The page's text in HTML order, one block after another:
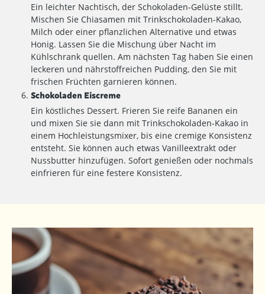
Ein leichter Nachtisch, der Schokoladen-Gelüste stillt.
Mischen Sie Chiasamen mit Trinkschokoladen-Kakao,
Milch oder einer pflanzlichen Alternative und etwas
Honig. Lassen Sie die Mischung über Nacht im
Kühlschrank quellen. Am nächsten Tag haben Sie einen
leckeren und nährstoffreichen Pudding, den Sie mit
frischen Früchten garnieren können.
Schokoladen Eiscreme
Ein köstliches Dessert. Frieren Sie reife Bananen ein
und mixen Sie sie dann mit Trinkschokoladen-Kakao in
einem Hochleistungsmixer, bis eine cremige Konsistenz
entsteht. Sie können auch etwas Vanilleextrakt oder
Nussbutter hinzufügen. Sofort genießen oder nochmals
einfrieren für eine festere Konsistenz.